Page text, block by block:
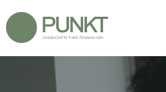
Inhalt
springen